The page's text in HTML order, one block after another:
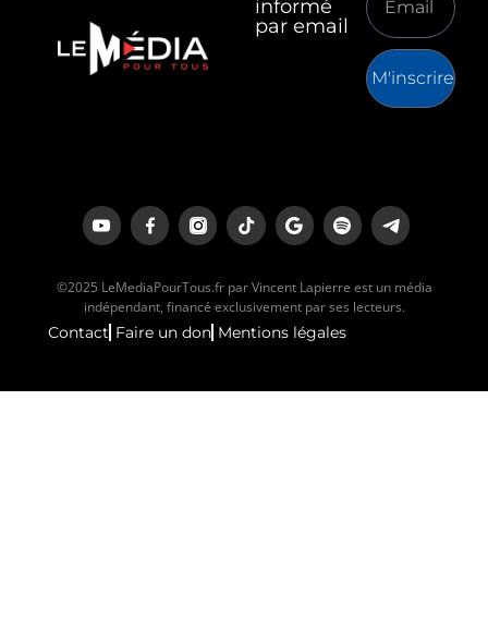
informé
par email
M'inscrire
©2025 LeMediaPourTous.fr par Vincent Lapierre est un média
indépendant, financé exclusivement par ses lecteurs.
Contact Faire un don Mentions légales